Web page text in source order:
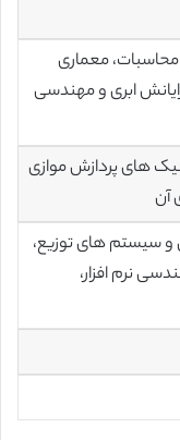
معماری
ابری و مهندسی
های پردازش موازی
آن
و سیستم های توزیع،
نرم افزار،